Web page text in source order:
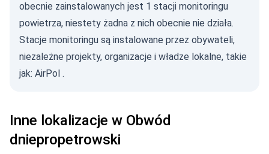
obecnie zainstalowanych jest 1 stacji monitoringu
powietrza, niestety żadna z nich obecnie nie działa.
Stacje monitoringu są instalowane przez obywateli,
niezależne projekty, organizacje i władze lokalne, takie
jak: AirPol .
Inne lokalizacje w Obwód
dniepropetrowski